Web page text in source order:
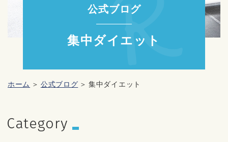
公式ブログ
集中ダイエット
ホーム 公式ブログ 集中ダイエット